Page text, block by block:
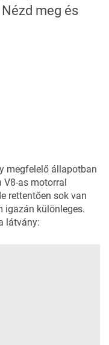
meg és
megfelelő állapotban
V8-as motorral
rettentően sok van
igazán különleges.
látvány: